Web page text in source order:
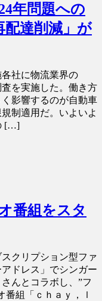
年問題への
達削減」が
社に物流業界の
査を実施した。働き方
影響するのが自動車
制適用だ。いよいよ
[…]
番組をスタ
クリプション型ファ
ドレス」でシンガー
んとコラボし、”フ
番組「ｃｈａｙ，ｌ